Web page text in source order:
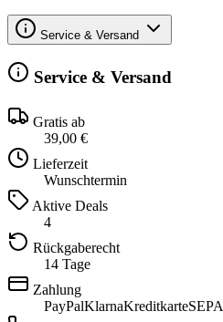
Service & Versand
Service & Versand
Gratis ab
39,00 €
Lieferzeit
Wunschtermin
Aktive Deals
4
Rückgaberecht
14 Tage
Zahlung
PayPalKlarnaKreditkarteSEPA